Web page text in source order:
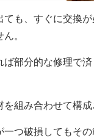
ても、すぐに交換が
。
ば部分的な修理で
組み合わせて構成
一つ破損してもそ